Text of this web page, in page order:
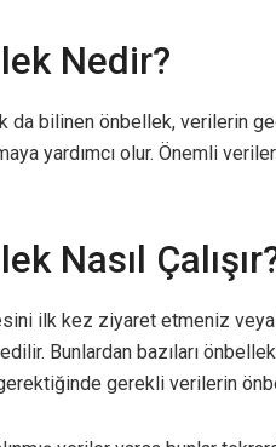
Nedir?
da bilinen önbellek, verilerin
yardımcı olur. Önemli
Nasıl
ilk kez ziyaret etmeniz veya
Bunlardan bazıları
gerekli verilerin